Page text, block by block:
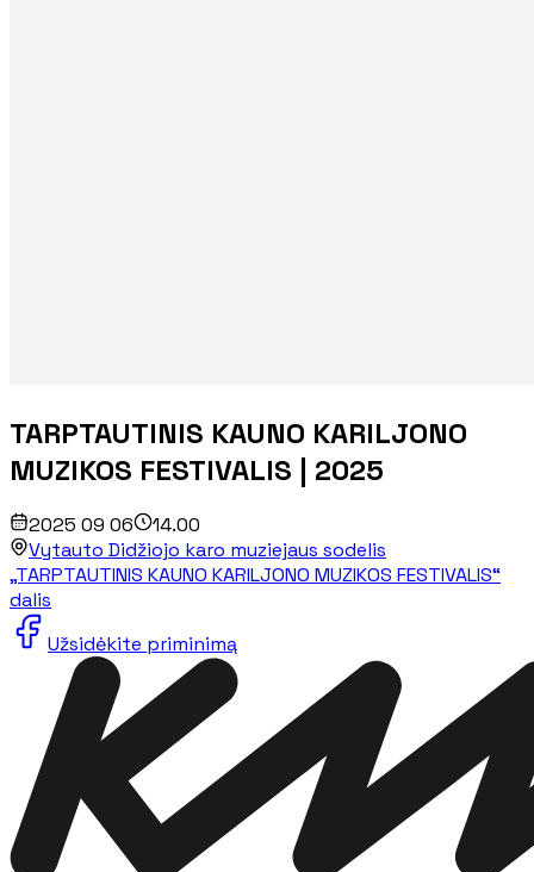
TARPTAUTINIS KAUNO KARILJONO
MUZIKOS FESTIVALIS | 2025
2025 09 06
14.00
Vytauto Didžiojo karo muziejaus sodelis
„TARPTAUTINIS KAUNO KARILJONO MUZIKOS FESTIVALIS“
dalis
Užsidėkite priminimą